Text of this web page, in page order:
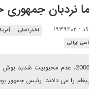
نردبان
کد : ۱۹۳۹۴۰۲ اخبار اصلی
ایرانی
پیغام را می دادند: رئیس